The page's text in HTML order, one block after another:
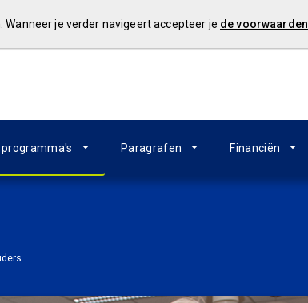
Paragrafen Financiën
je verder navigeert accepteer je de voorwaarden